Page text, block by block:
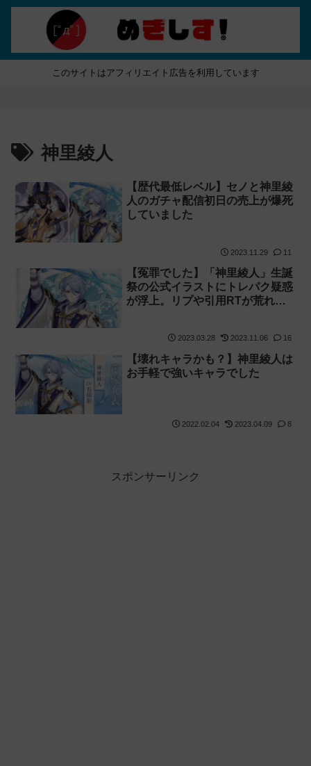
このサイトはアフィリエイト広告を利用しています
神里綾人
【歴代最低レベル】セノと神里綾
人のガチャ配信初日の売上が爆死
していました
2023.11.29 11
【冤罪でした】「神里綾人」生誕
祭の公式イラストにトレパク疑惑
が浮上。リプや引用RTが荒れて
2023.03.28 2023.11.06 16
【壊れキャラかも？】神里綾人は
お手軽で強いキャラでした
2022.02.04 2023.04.09 8
スポンサーリンク